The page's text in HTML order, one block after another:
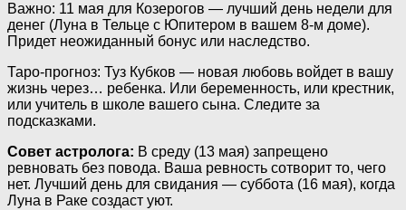
Важно: 11 мая для Козерогов — лучший день недели для
денег (Луна в Тельце с Юпитером в вашем 8-м доме).
Придет неожиданный бонус или наследство.
Таро-прогноз: Туз Кубков — новая любовь войдет в вашу
жизнь через… ребенка. Или беременность, или крестник,
или учитель в школе вашего сына. Следите за
подсказками.
Совет астролога: В среду (13 мая) запрещено
ревновать без повода. Ваша ревность сотворит то, чего
нет. Лучший день для свидания — суббота (16 мая), когда
Луна в Раке создаст уют.